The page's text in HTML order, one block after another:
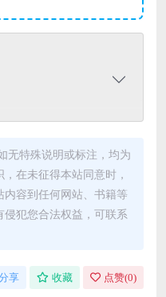
无特殊说明或标注，均为
在未征得本站同意时，
容到任何网站、书籍等
犯您合法权益，可联系
享 收藏 点赞(0)